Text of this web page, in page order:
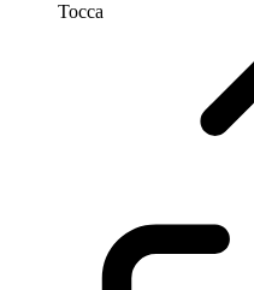
Tocca